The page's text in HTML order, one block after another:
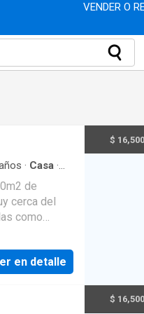
VENDER O
· Casa ·
Bodega
·Cuarto de
·Despacho
de
como
con jardín
en detalle
$
$